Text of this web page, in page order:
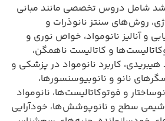
شامل دروس تخصصی مانند مبانی
روش‌های سنتز نانوذرات و
و آنالیز نانومواد، خواص نوری و
و کاتالیست ناهمگن،
کاربرد نانومواد در پزشکی و
نانو و نانوبیوسنسورها،
و فوتوکاتالیست‌ها، نانومواد
شیمی سطح و نانوپوشش‌ها، خودآرایی